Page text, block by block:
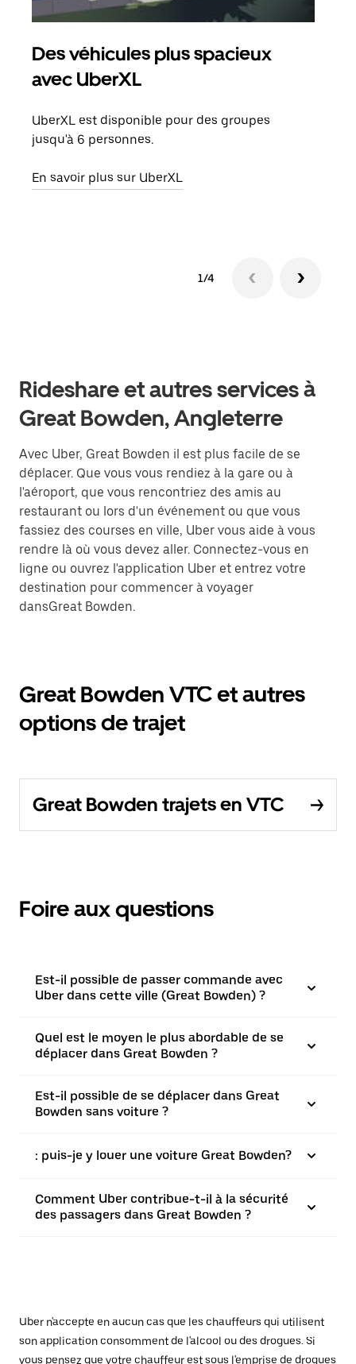
Des véhicules plus spacieux
avec UberXL
UberXL est disponible pour des groupes
jusqu'à 6 personnes.
En savoir plus sur UberXL
1/4
Rideshare et autres services à
Great Bowden, Angleterre
Avec Uber, Great Bowden il est plus facile de se
déplacer. Que vous vous rendiez à la gare ou à
l'aéroport, que vous rencontriez des amis au
restaurant ou lors d'un événement ou que vous
fassiez des courses en ville, Uber vous aide à vous
rendre là où vous devez aller. Connectez-vous en
ligne ou ouvrez l'application Uber et entrez votre
destination pour commencer à voyager
dansGreat Bowden.
Great Bowden VTC et autres
options de trajet
Great Bowden trajets en VTC
Foire aux questions
Est-il possible de passer commande avec
Uber dans cette ville (Great Bowden) ?
Quel est le moyen le plus abordable de se
déplacer dans Great Bowden ?
Est-il possible de se déplacer dans Great
Bowden sans voiture ?
: puis-je y louer une voiture Great Bowden?
Comment Uber contribue-t-il à la sécurité
des passagers dans Great Bowden ?
Uber n'accepte en aucun cas que les chauffeurs qui utilisent
son application consomment de l'alcool ou des drogues. Si
vous pensez que votre chauffeur est sous l'emprise de drogues